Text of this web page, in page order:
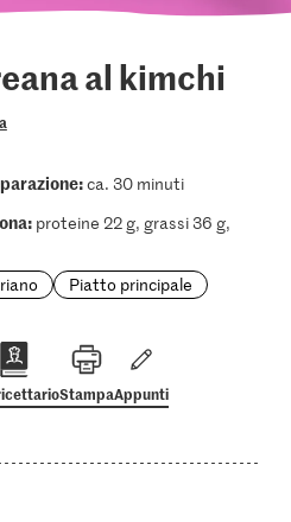
al kimchi
ca. 30 minuti
proteine 22 g, grassi 36 g,
Piatto principale
StampaAppunti